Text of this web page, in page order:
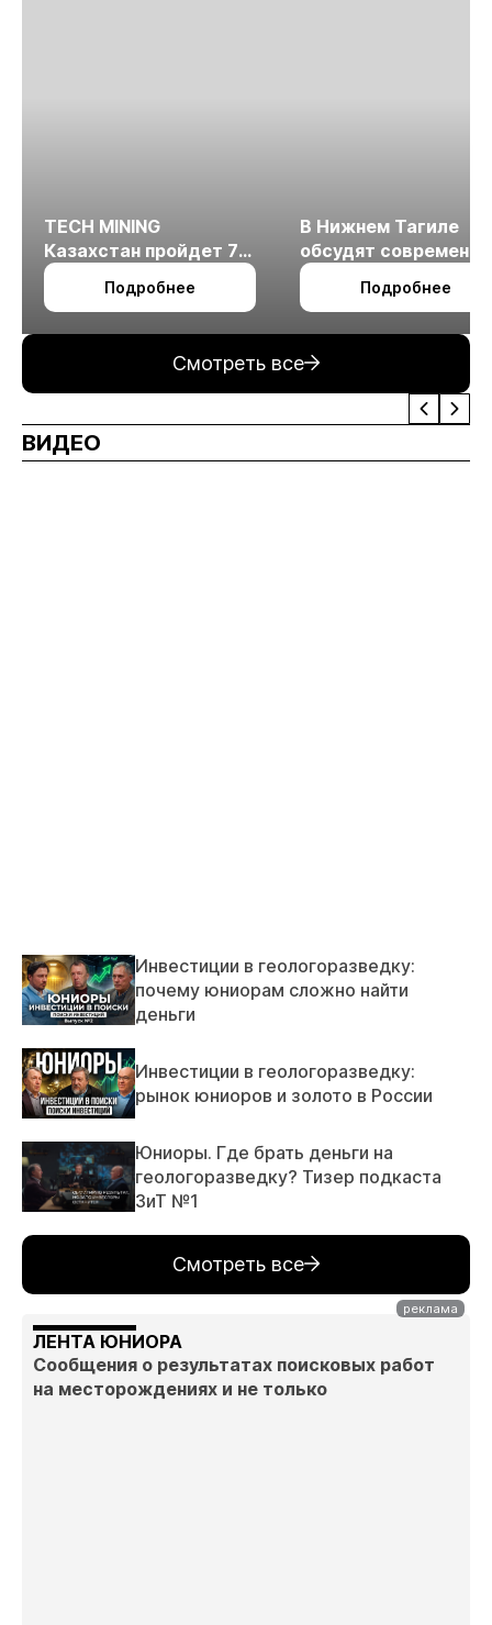
TECH MINING
Казахстан пройдет 7
октября в Алматы
Подробнее
В Нижнем Тагиле
обсудят
технологии
измельчения
Подробнее
Смотреть все
ВИДЕО
Инвестиции в геологоразведку:
почему юниорам сложно найти
деньги
Инвестиции в геологоразведку:
рынок юниоров и золото в России
Юниоры. Где брать деньги на
геологоразведку? Тизер подкаста
ЗиТ №1
Смотреть все
ЛЕНТА ЮНИОРА
Сообщения о результатах поисковых работ
на месторождениях и не только